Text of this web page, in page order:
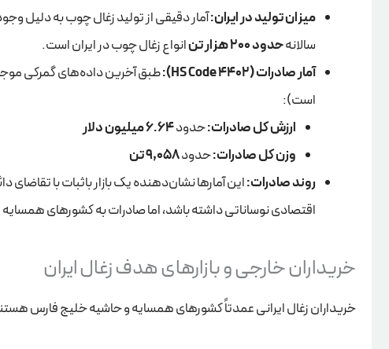
میزان تولید در ایران:آمار دقیقی از تولید زغال چوب به دلیل
سالانهحدود 200 هزار تن
انواع زغال چوب در ایران است.
آمار صادرات (HS Code 4402):
است):
ارزش کل صادرات:حدود6.64 میلیون دلار
وزن کل صادرات:حدود9,058 تن
روند صادرات:
اقتصادی نوساناتی داشته باشد، اما صادرات به کشورهای
خریداران خارجی و بازارهای هدف زغال ایران
خریداران زغال ایرانی عمدتاً کشورهای همسایه و حاشیه خلیج فارس